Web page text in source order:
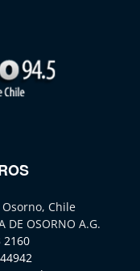
Chile
DE OSORNO A.G.
2160